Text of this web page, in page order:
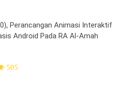
Perancangan Animasi Interaktif
Android Pada RA Al-Amah
505